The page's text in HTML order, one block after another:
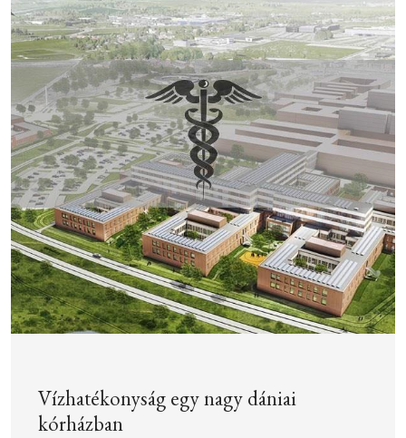
Vízhatékonyság egy nagy dániai
kórházban